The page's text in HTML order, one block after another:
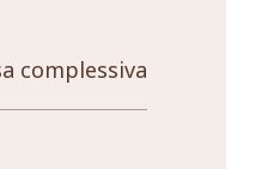
complessiva